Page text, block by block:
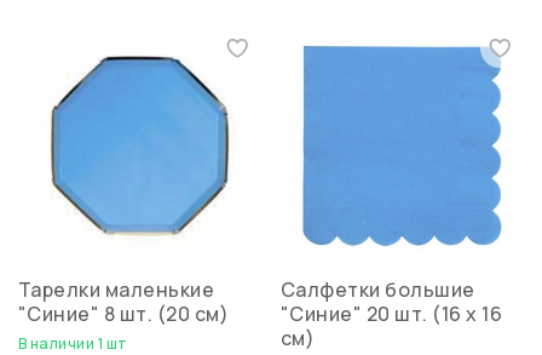
Тарелки маленькие
"Синие" 8 шт. (20 см)
В наличии 1 шт
Салфетки большие
"Синие" 20 шт. (16 х 16
см)